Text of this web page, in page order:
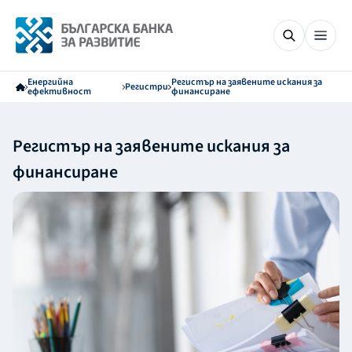
Енергийна
ефективност Регистри Регистър на заявените искания за
финансиране
Регистър на заявените искания за
финансиране